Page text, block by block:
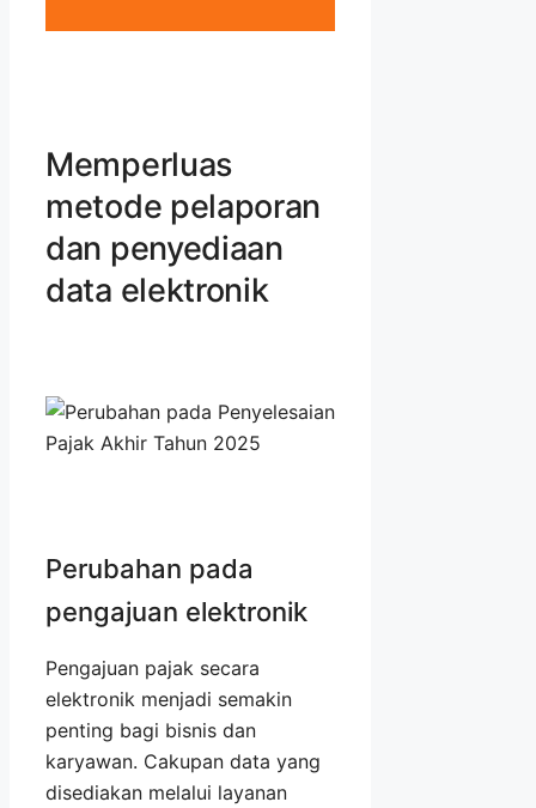
Memperluas
metode pelaporan
dan penyediaan
data elektronik
Perubahan pada
pengajuan elektronik
Pengajuan pajak secara
elektronik menjadi semakin
penting bagi bisnis dan
karyawan. Cakupan data yang
disediakan melalui layanan